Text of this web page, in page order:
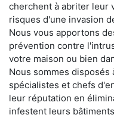
cherchent à abriter leur
risques d'une invasion
Nous vous apportons
prévention contre
votre maison ou bien
Nous sommes disposés
spécialistes et chefs
leur réputation en
infestent leurs